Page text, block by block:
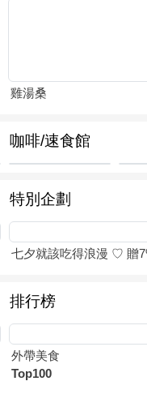
雞湯桑
咖啡/速食館
特別企劃
七夕就該吃得浪漫 ♡ 贈
排行榜
外帶美食
Top100